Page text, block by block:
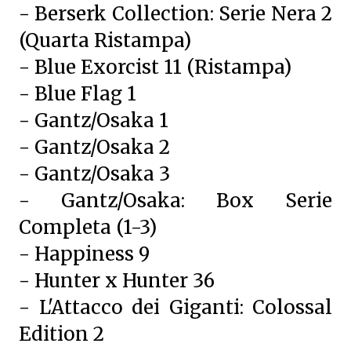
- Berserk Collection: Serie Nera 2
(Quarta Ristampa)
- Blue Exorcist 11 (Ristampa)
- Blue Flag 1
- Gantz/Osaka 1
- Gantz/Osaka 2
- Gantz/Osaka 3
- Gantz/Osaka: Box Serie
Completa (1-3)
- Happiness 9
- Hunter x Hunter 36
- L'Attacco dei Giganti: Colossal
Edition 2